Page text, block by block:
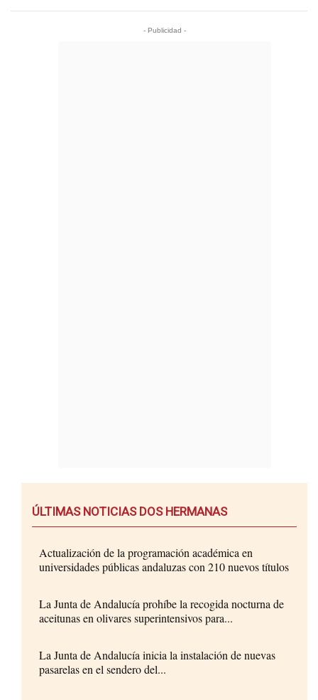
- Publicidad -
ÚLTIMAS NOTICIAS DOS HERMANAS
Actualización de la programación académica en
universidades públicas andaluzas con 210 nuevos títulos
La Junta de Andalucía prohíbe la recogida nocturna de
aceitunas en olivares superintensivos para...
La Junta de Andalucía inicia la instalación de nuevas
pasarelas en el sendero del...